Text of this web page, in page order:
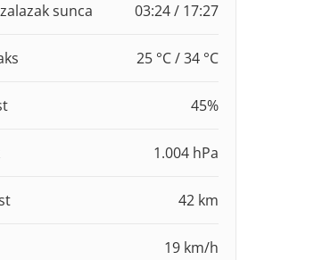
sunca 03:24 / 17:27
25 °C / 34 °C
45%
1.004 hPa
42 km
19 km/h